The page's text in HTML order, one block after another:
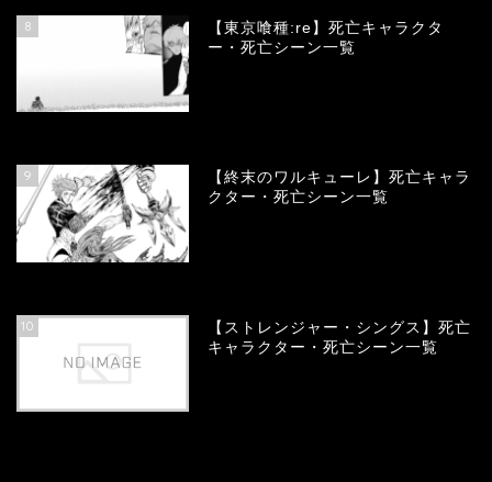
8
【東京喰種:re】死亡キャラクタ
ー・死亡シーン一覧
9
【終末のワルキューレ】死亡キャラ
クター・死亡シーン一覧
10
【ストレンジャー・シングス】死亡
キャラクター・死亡シーン一覧